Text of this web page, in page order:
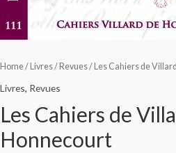
Home/ Livres/ Revues/ Les Cahiers de
Livres, Revues
Les Cahiers de
Honnecourt